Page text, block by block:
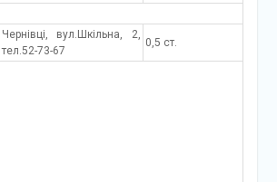
Чернівці, вул.Шкільна, 2,
тел.52-73-67
0,5 ст.